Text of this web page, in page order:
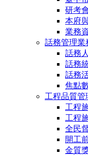
研考
本府
業務
話務管理業
話務
話務
話務
焦點
工程品質管
工程
工程
全民
開工
金質